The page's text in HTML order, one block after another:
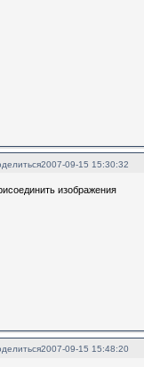
2007-09-15 15:30:32
изображения
2007-09-15 15:48:20